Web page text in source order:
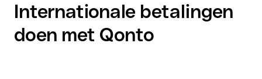
Internationale betalingen
doen met Qonto